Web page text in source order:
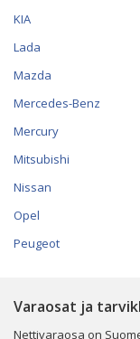
KIA
Lada
Mazda
Mercedes-Benz
Mercury
Mitsubishi
Nissan
Opel
Peugeot
Varaosat ja
Nettivaraosa on